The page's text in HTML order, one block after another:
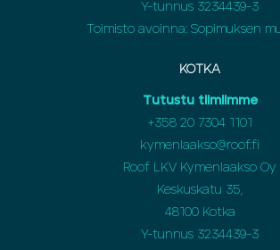
Y-tunnus 3234439-3
Toimisto avoinna: Sopimuksen
KOTKA
Tutustu tiimiimme
+358 20 7304 1101
kymenlaakso@roof.fi
Roof LKV Kymenlaakso Oy
Keskuskatu 35,
48100 Kotka
Y-tunnus 3234439-3